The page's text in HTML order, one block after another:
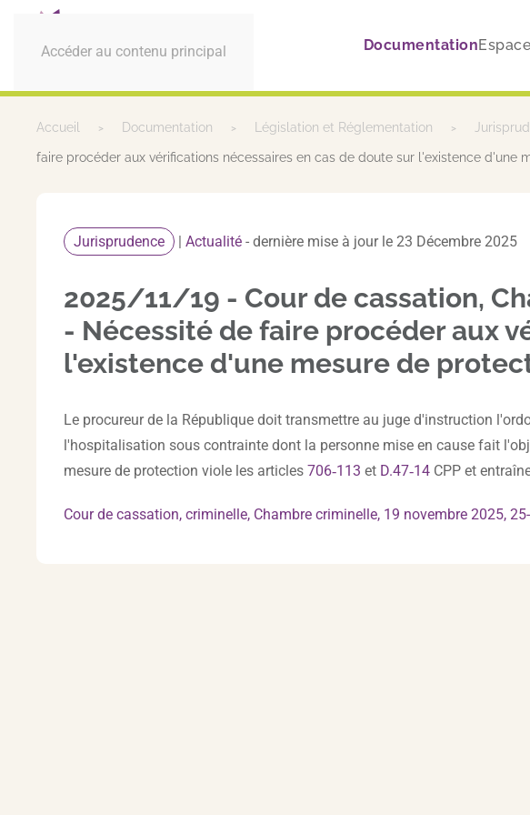
Accéder au contenu principal Documentation
Accueil Documentation Législation et Réglementation
faire procéder aux vérifications nécessaires en cas de doute sur l'existence
Jurisprudence | Actualité - dernière mise à jour le 23 Décembre 2025
2025/11/19 - Cour de cassation,
- Nécessité de faire procéder aux
l'existence d'une mesure de
Le procureur de la République doit transmettre au juge d'instruction
l'hospitalisation sous contrainte dont la personne mise en cause fait
mesure de protection viole les articles 706‑113 et D.47‑14 CPP et
Cour de cassation, criminelle, Chambre criminelle, 19 novembre 2025,